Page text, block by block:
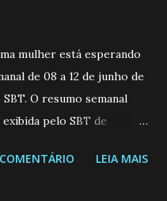
mulher está esperando
de 08 a 12 de junho de
O resumo semanal
pelo SBT de
de 08/06/26 a 14/06/26
LEIA MAIS